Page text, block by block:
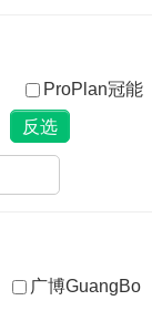
ProPlan冠能
广博GuangBo